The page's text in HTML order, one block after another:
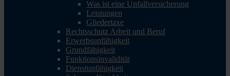
Was ist eine Unfallversicherung
Leistungen
Gliedertaxe
Rechtsschutz Arbeit und Beruf
Erwerbsunfähigkeit
Grundfähigkeit
Funktionsinvalidität
Dienstunfähigkeit